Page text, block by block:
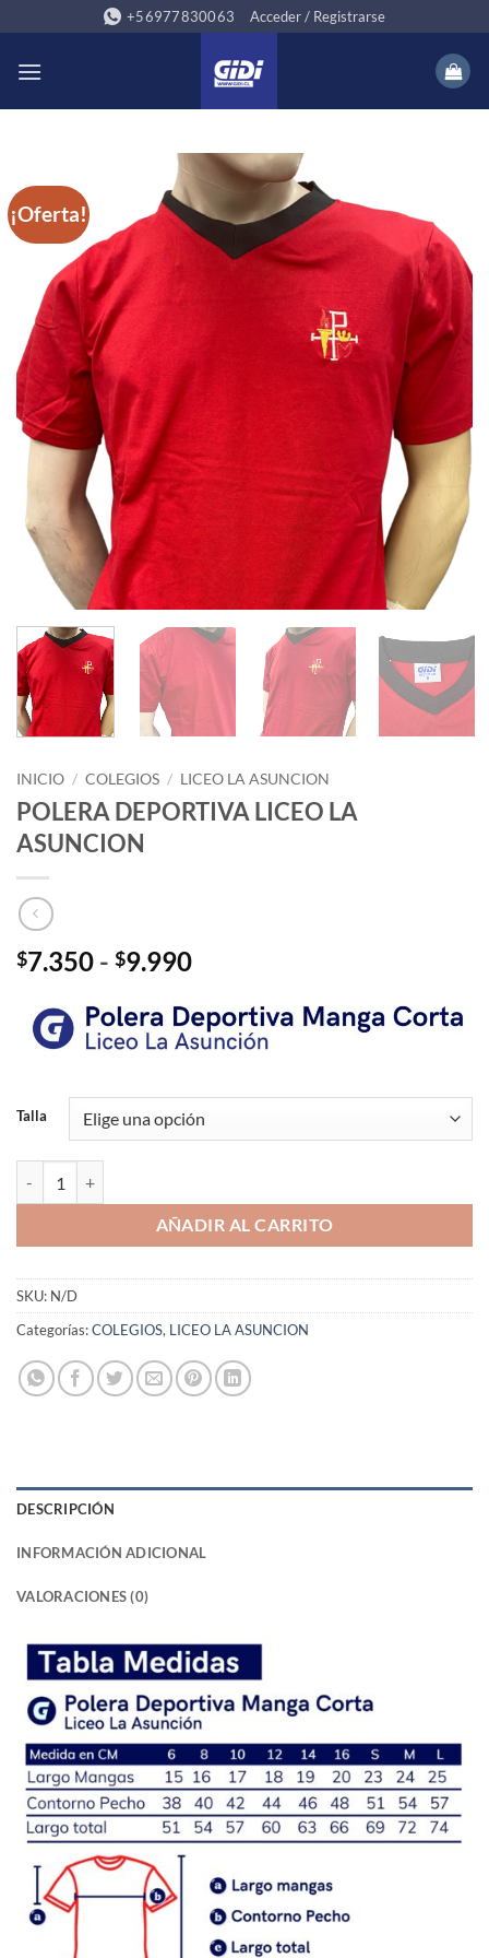
al
contenido
+56977830063 Acceder / Registrarse
¡Oferta!
INICIO / COLEGIOS / LICEO LA ASUNCION
POLERA DEPORTIVA LICEO LA
ASUNCION
$7.350 - $9.990Rango
precios:
desde
hasta
$9.990
Talla
AÑADIR AL CARRITO
SKU: N/D
Categorías:COLEGIOS, LICEO LA ASUNCION
DESCRIPCIÓN
INFORMACIÓN ADICIONAL
VALORACIONES (0)